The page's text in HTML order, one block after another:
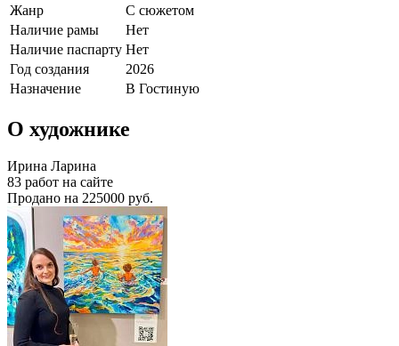
Жанр
С сюжетом
Наличие рамы
Нет
Наличие паспарту Нет
Год создания
2026
Назначение
В Гостиную
О художнике
Ирина Ларина
83 работ на сайте
Продано на 225000 руб.